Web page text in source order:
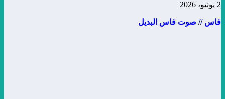
2 يونيو، 2026
فاس // صوت فاس البديل